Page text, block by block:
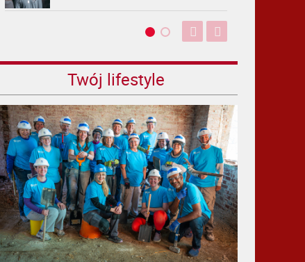
Twój lifestyle